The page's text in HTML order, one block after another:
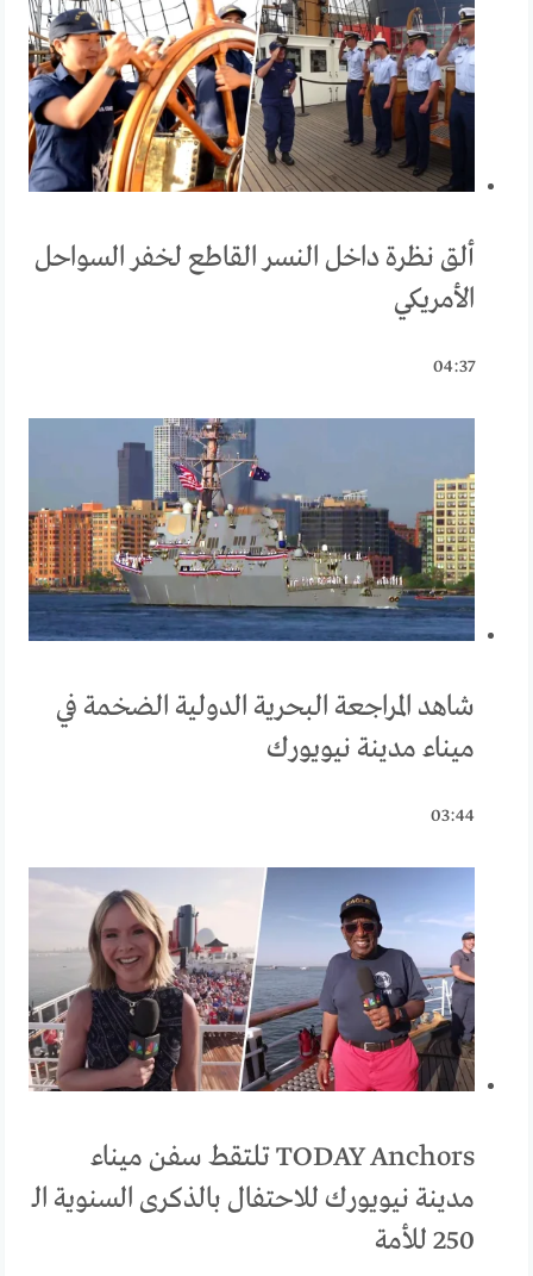
ألق نظرة داخل النسر القاطع لخفر السواحل
الأمريكي
04:37
شاهد المراجعة البحرية الدولية الضخمة في
ميناء مدينة نيويورك
03:44
TODAY Anchors تلتقط سفن ميناء
مدينة نيويورك للاحتفال بالذكرى السنوية الـ
250 للأمة